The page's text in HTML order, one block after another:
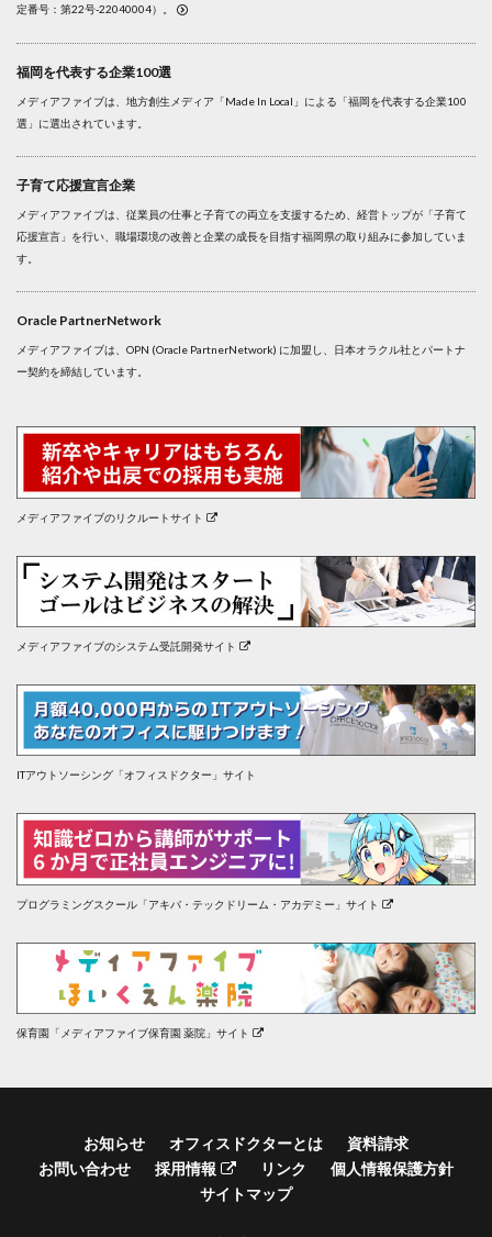
定番号：第22号-22040004）。
福岡を代表する企業100選
メディアファイブは、地方創生メディア「Made In Local」による「福岡を代表する企業100
選」に選出されています。
子育て応援宣言企業
メディアファイブは、従業員の仕事と子育ての両立を支援するため、経営トップが「子育て
応援宣言」を行い、職場環境の改善と企業の成長を目指す福岡県の取り組みに参加していま
す。
Oracle PartnerNetwork
メディアファイブは、OPN (Oracle PartnerNetwork) に加盟し、日本オラクル社とパートナ
ー契約を締結しています。
メディアファイブのリクルートサイト
メディアファイブのシステム受託開発サイト
ITアウトソーシング「オフィスドクター」サイト
プログラミングスクール「アキバ・テックドリーム・アカデミー」サイト
保育園「メディアファイブ保育園 薬院」サイト
お知らせ オフィスドクターとは
資料請求
お問い合わせ
採用情報 リンク
個人情報保護方針
サイトマップ